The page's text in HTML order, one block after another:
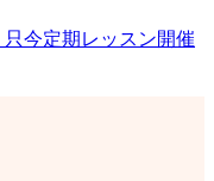
今定期レッスン開催